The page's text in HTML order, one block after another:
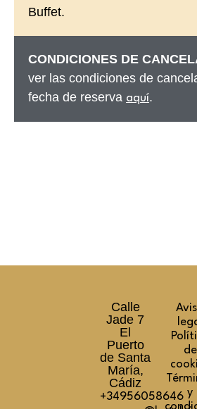
Buffet.
CONDICIONES DE
ver las condiciones de
fecha de reserva aquí.
Calle
Jade 7
El
Puerto
de Santa
María,
Cádiz
+34956058646
de
y